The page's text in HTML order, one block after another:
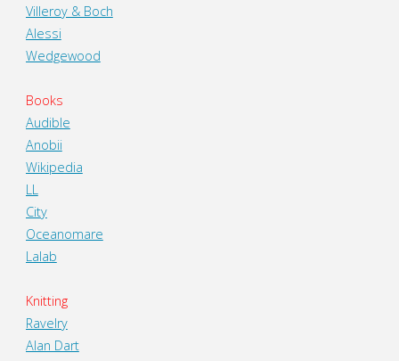
Villeroy & Boch
Alessi
Wedgewood
Books
Audible
Anobii
Wikipedia
LL
City
Oceanomare
Lalab
Knitting
Ravelry
Alan Dart